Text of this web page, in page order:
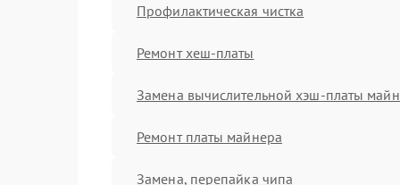
Профилактическая чистка
Ремонт хеш-платы
Замена вычислительной хэш-платы
Ремонт платы майнера
Замена, перепайка чипа